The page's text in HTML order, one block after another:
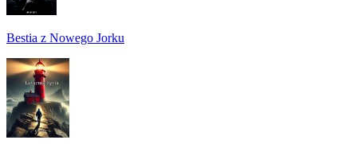
Bestia z Nowego Jorku